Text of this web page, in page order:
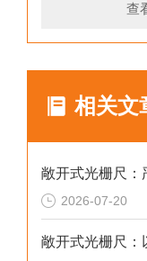
查
相关文
2026-07-20